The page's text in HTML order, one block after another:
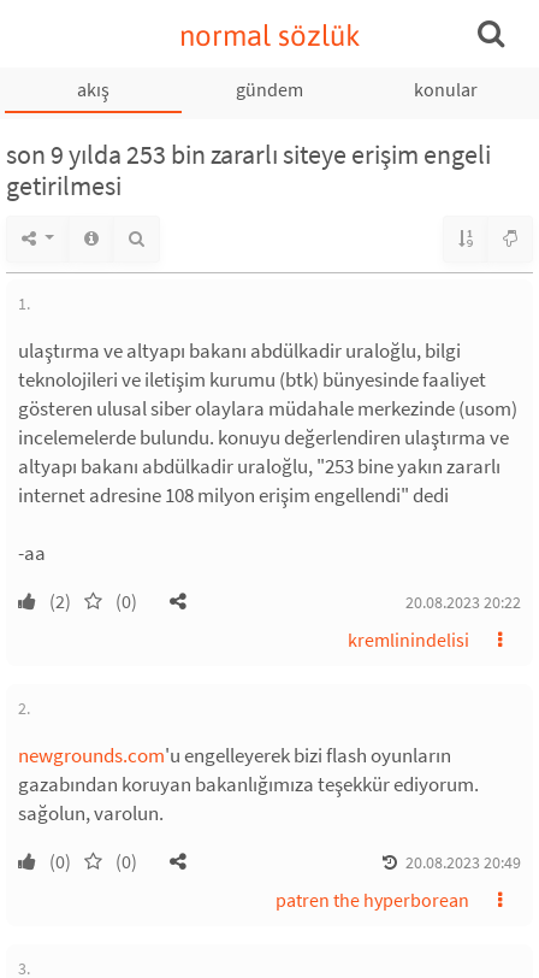
normal sözlük
akış gündem konular
son 9 yılda 253 bin zararlı siteye erişim engeli
getirilmesi
1.
ulaştırma ve altyapı bakanı abdülkadir uraloğlu, bilgi
teknolojileri ve iletişim kurumu (btk) bünyesinde faaliyet
gösteren ulusal siber olaylara müdahale merkezinde (usom)
incelemelerde bulundu. konuyu değerlendiren ulaştırma ve
altyapı bakanı abdülkadir uraloğlu, "253 bine yakın zararlı
internet adresine 108 milyon erişim engellendi" dedi
-aa
(2) (0) 20.08.2023 20:22
kremlinindelisi
2.
newgrounds.com'u engelleyerek bizi flash oyunların
gazabından koruyan bakanlığımıza teşekkür ediyorum.
sağolun, varolun.
(0) (0) 20.08.2023 20:49
patren the hyperborean
3.